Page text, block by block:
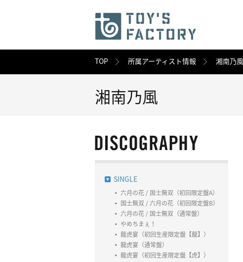
TOP 所属アーティスト情報 湘南乃風
湘南乃風
SINGLE
六月の花 / 国士無双（初回限定盤A）
国士無双 / 六月の花（初回限定盤B）
六月の花 / 国士無双（通常盤）
やめちまぇ！
龍虎宴（初回生産限定盤【龍】）
龍虎宴（通常盤）
龍虎宴（初回生産限定盤【虎】）